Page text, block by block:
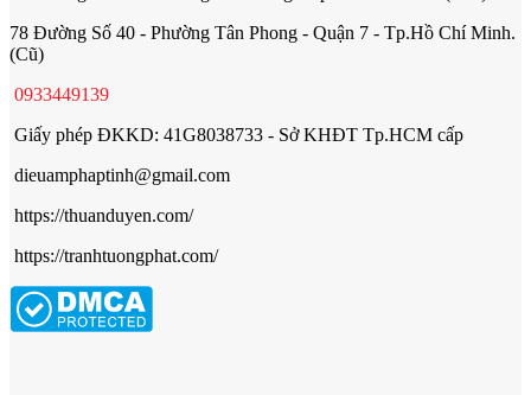
78 Đường Số 40 - Phường Tân Phong - Quận 7 - Tp.Hồ Chí Minh.
(Cũ)
0933449139
Giấy phép ĐKKD: 41G8038733 - Sở KHĐT Tp.HCM cấp
dieuamphaptinh@gmail.com
https://thuanduyen.com/
https://tranhtuongphat.com/